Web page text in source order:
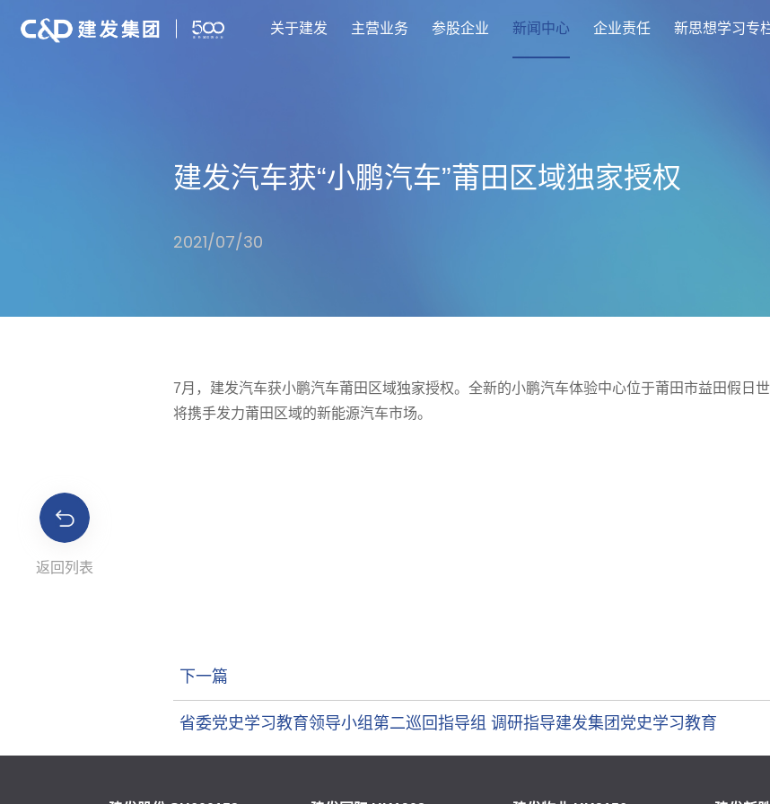
关于建发 主营业务 参股企业 新闻中心 企业责任 新思想学习专
建发汽车获“小鹏汽车”莆田区域独家授权
2021/07/30
返回列表
7月，建发汽车获小鹏汽车莆田区域独家授权。全新的小鹏汽车体验中心位于莆田市益田假日
将携手发力莆田区域的新能源汽车市场。
下一篇
省委党史学习教育领导小组第二巡回指导组 调研指导建发集团党史学习教育